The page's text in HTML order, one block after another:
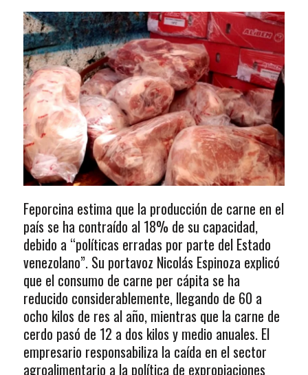
Feporcina estima que la producción de carne en el
país se ha contraído al 18% de su capacidad,
debido a “políticas erradas por parte del Estado
venezolano”. Su portavoz Nicolás Espinoza explicó
que el consumo de carne per cápita se ha
reducido considerablemente, llegando de 60 a
ocho kilos de res al año, mientras que la carne de
cerdo pasó de 12 a dos kilos y medio anuales. El
empresario responsabiliza la caída en el sector
agroalimentario a la política de expropiaciones